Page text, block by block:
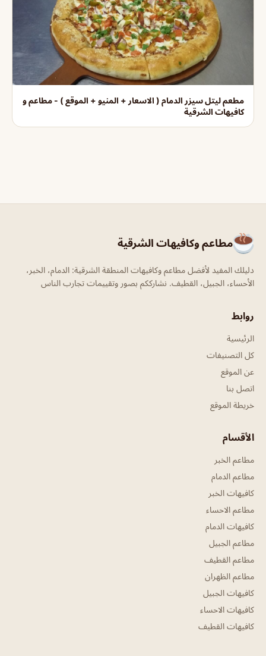
مطعم ليتل سيزر الدمام ( الاسعار + المنيو + الموقع ) - مطاعم و
كافيهات الشرقية
مطاعم وكافيهات الشرقية
دليلك المفيد لأفضل مطاعم وكافيهات المنطقة الشرقية: الدمام، الخبر،
الأحساء، الجبيل، القطيف. نشارككم بصور وتقييمات تجارب الناس
روابط
الرئيسية
كل التصنيفات
عن الموقع
اتصل بنا
خريطة الموقع
الأقسام
مطاعم الخبر
مطاعم الدمام
كافيهات الخبر
مطاعم الاحساء
كافيهات الدمام
مطاعم الجبيل
مطاعم القطيف
مطاعم الظهران
كافيهات الجبيل
كافيهات الاحساء
كافيهات القطيف